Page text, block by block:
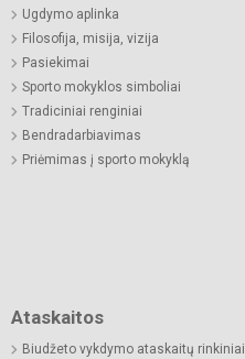
Ugdymo aplinka
Filosofija, misija, vizija
Pasiekimai
Sporto mokyklos simboliai
Tradiciniai renginiai
Bendradarbiavimas
Priėmimas į sporto mokyklą
Ataskaitos
Biudžeto vykdymo ataskaitų rinkiniai